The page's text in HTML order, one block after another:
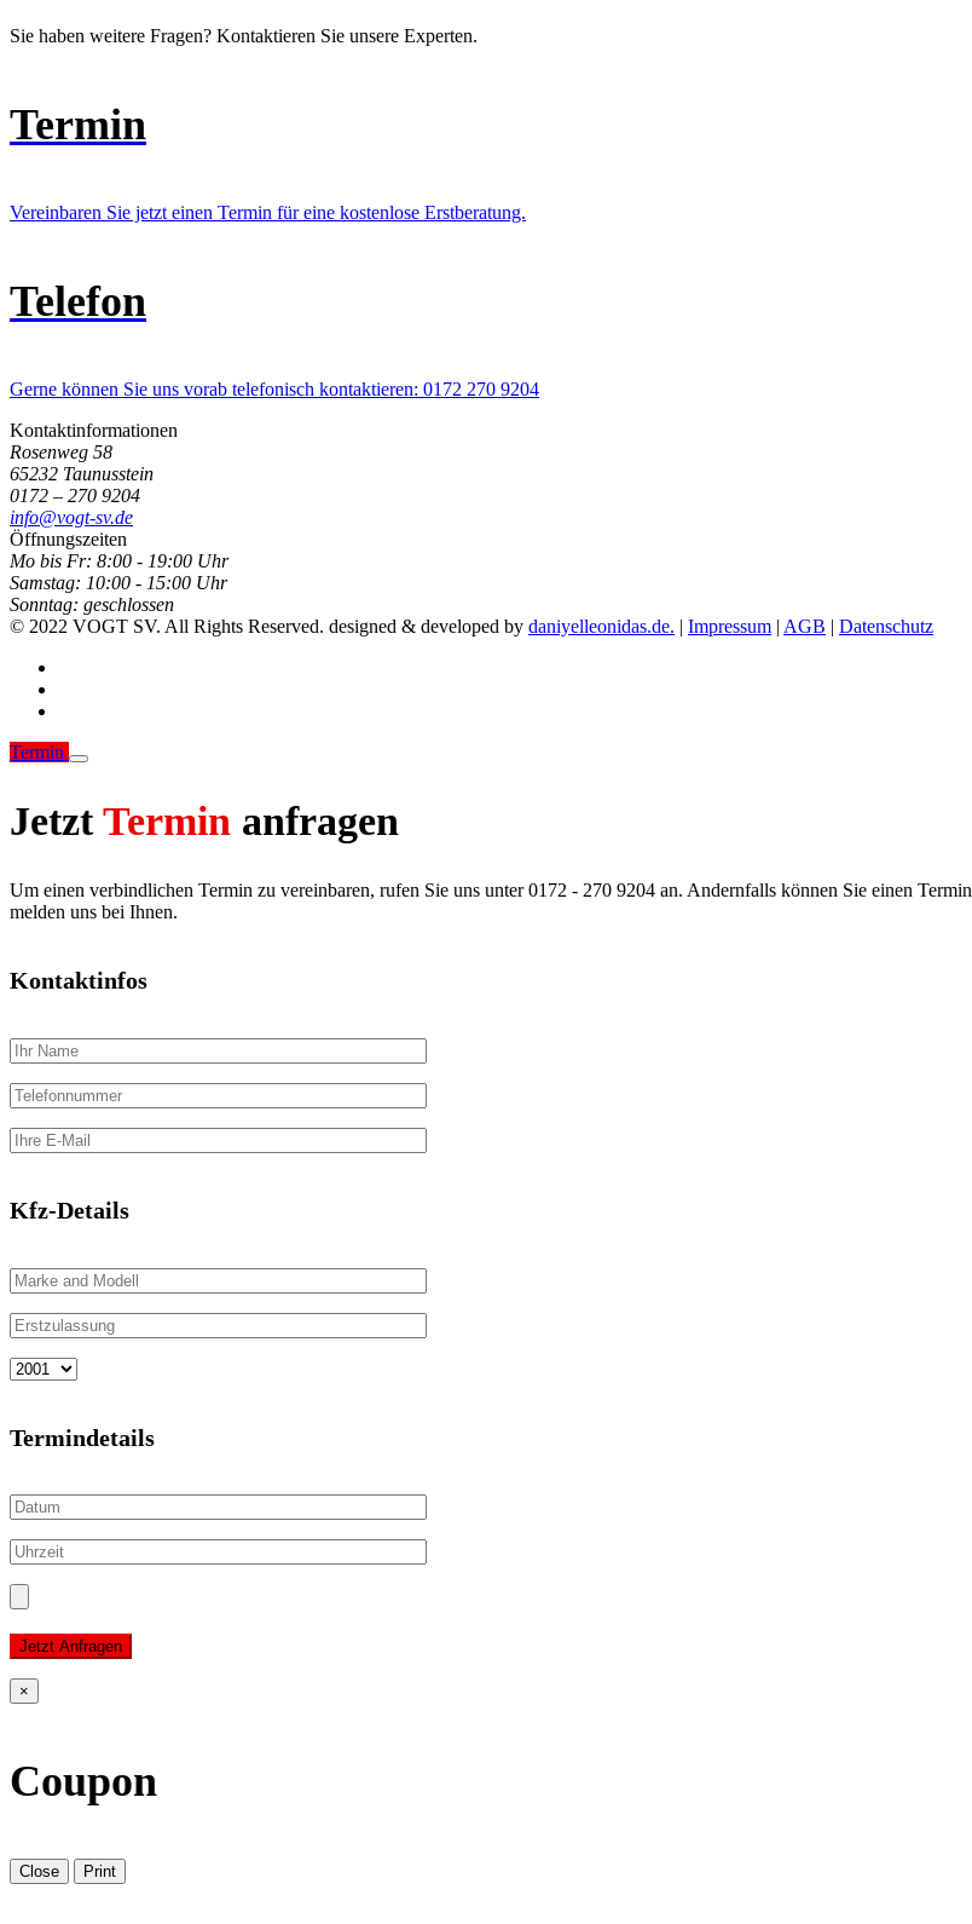
Sie haben weitere Fragen? Kontaktieren Sie unsere Experten.
Termin
Vereinbaren Sie jetzt einen Termin für eine kostenlose Erstberatung.
Telefon
Gerne können Sie uns vorab telefonisch kontaktieren: 0172 270 9204
Kontaktinformationen
Rosenweg 58
65232 Taunusstein
0172 – 270 9204
info@vogt-sv.de
Öffnungszeiten
Mo bis Fr: 8:00 - 19:00 Uhr
Samstag: 10:00 - 15:00 Uhr
Sonntag: geschlossen
© 2022 VOGT SV. All Rights Reserved. designed & developed by daniyelleonidas.de. | Impressum | AGB | Datenschutz
Termin
JetztTermin anfragen
Um einen verbindlichen Termin zu vereinbaren, rufen Sie uns unter 0172 - 270 9204 an. Andernfalls können Sie einen Termin
melden uns bei Ihnen.
Kontaktinfos
Kfz-Details
Termindetails
Jetzt Anfragen
×
Coupon
Close Print